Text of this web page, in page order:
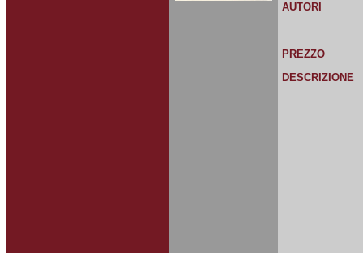
AUTORI
PREZZO
DESCRIZIONE